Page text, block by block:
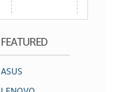
FEATURED
ASUS